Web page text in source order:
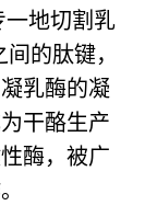
一地切割乳
的肽键，
乳酶的凝
干酪生产
酶，被广